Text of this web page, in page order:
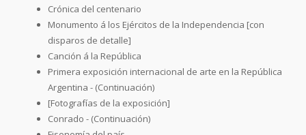
Crónica del centenario
Monumento á los Ejércitos de la Independencia [con
disparos de detalle]
Canción á la República
Primera exposición internacional de arte en la República
Argentina - (Continuación)
[Fotografías de la exposición]
Conrado - (Continuación)